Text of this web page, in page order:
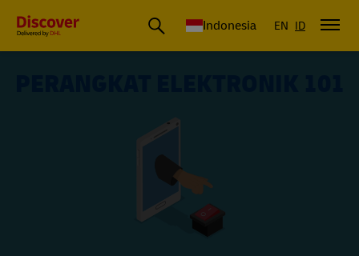
DHL Express Indonesia Indonesia EN ID